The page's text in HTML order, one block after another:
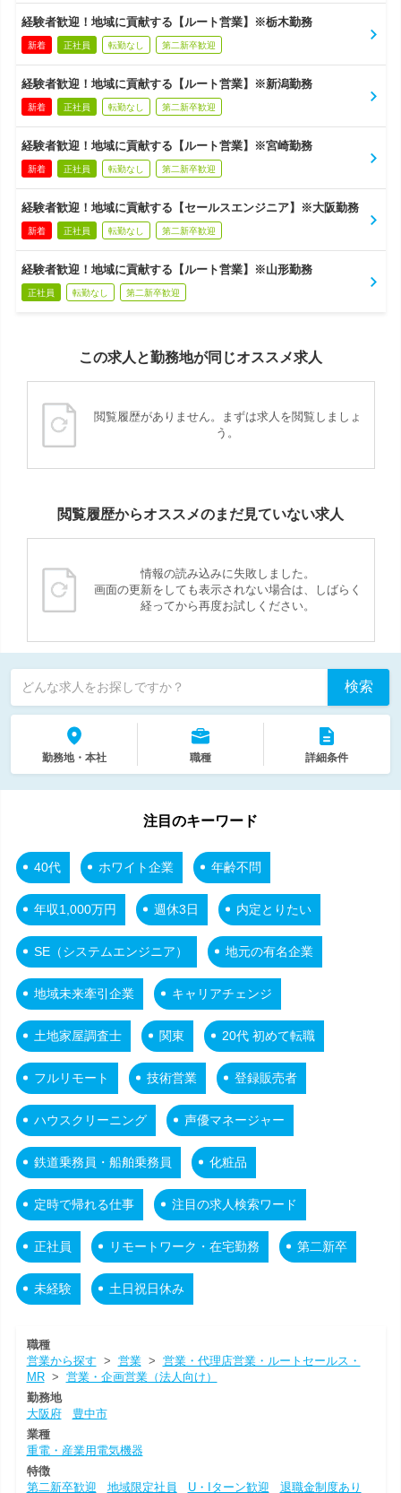
経験者歓迎！地域に貢献する【ルート営業】※栃木勤務
新着 正社員 転勤なし 第二新卒歓迎
経験者歓迎！地域に貢献する【ルート営業】※新潟勤務
新着 正社員 転勤なし 第二新卒歓迎
経験者歓迎！地域に貢献する【ルート営業】※宮崎勤務
新着 正社員 転勤なし 第二新卒歓迎
経験者歓迎！地域に貢献する【セールスエンジニア】※大阪勤務
新着 正社員 転勤なし 第二新卒歓迎
経験者歓迎！地域に貢献する【ルート営業】※山形勤務
正社員 転勤なし 第二新卒歓迎
この求人と勤務地が同じオススメ求人
閲覧履歴がありません。まずは求人を閲覧しましょ
う。
閲覧履歴からオススメのまだ見ていない求人
情報の読み込みに失敗しました。
画面の更新をしても表示されない場合は、しばらく
経ってから再度お試しください。
どんな求人をお探しですか？ 検索
勤務地・本社 職種 詳細条件
注目のキーワード
40代 ホワイト企業 年齢不問
年収1,000万円 週休3日 内定とりたい
SE（システムエンジニア） 地元の有名企業
地域未来牽引企業 キャリアチェンジ
土地家屋調査士 関東 20代 初めて転職
フルリモート 技術営業 登録販売者
ハウスクリーニング 声優マネージャー
鉄道乗務員・船舶乗務員 化粧品
定時で帰れる仕事 注目の求人検索ワード
正社員 リモートワーク・在宅勤務 第二新卒
未経験 土日祝日休み
職種
営業から探す > 営業> 営業・代理店営業・ルートセールス・
MR> 営業・企画営業（法人向け）
勤務地
大阪府
豊中市
業種
重電・産業用電気機器
特徴
第二新卒歓迎
地域限定社員 U・Iターン歓迎 退職金制度あり